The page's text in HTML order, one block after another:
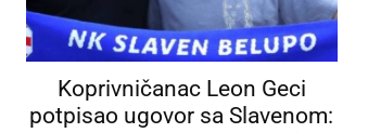
Koprivničanac Leon Geci
potpisao ugovor sa Slavenom: